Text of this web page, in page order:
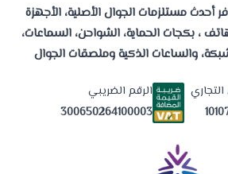
أحدث مستلزمات الجوال الأصلية، الأجهزة
، بكجات الحماية، الشواحن، السماعات،
والساعات الذكية وملصقات الجوال
الرقم الضريبي
300650264100003